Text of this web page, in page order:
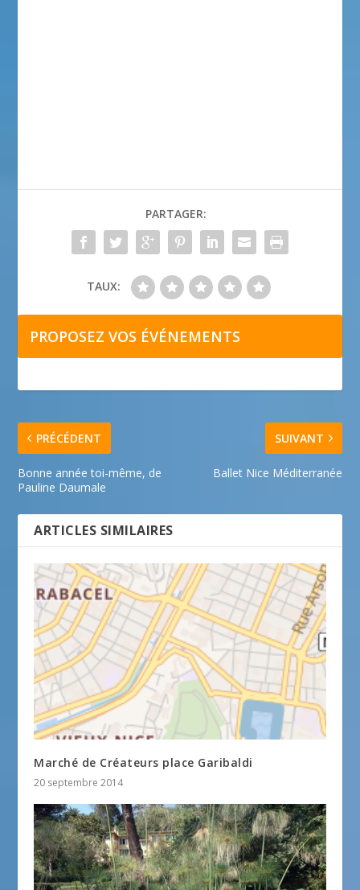
PARTAGER:
TAUX:
PROPOSEZ VOS ÉVÉNEMENTS
PRÉCÉDENT
Bonne année toi-même, de
Pauline Daumale
SUIVANT
Ballet Nice Méditerranée
ARTICLES SIMILAIRES
Marché de Créateurs place Garibaldi
20 septembre 2014